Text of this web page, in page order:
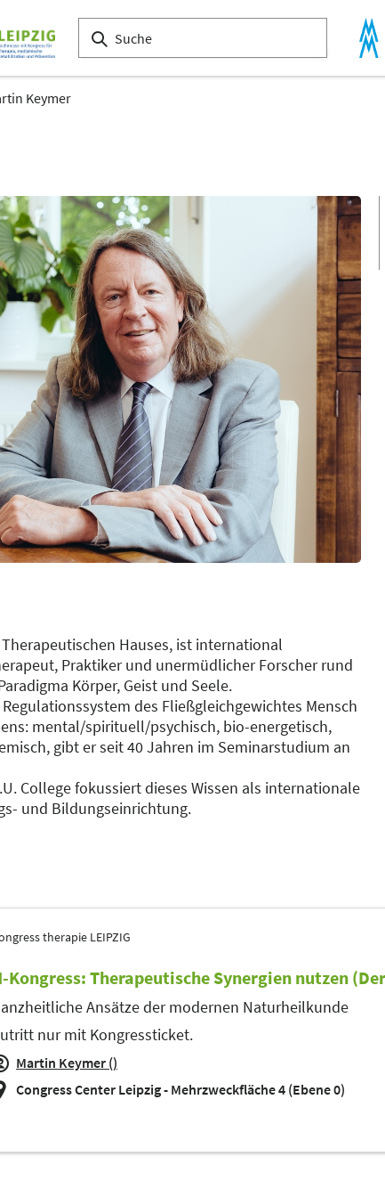
Keymer
Hauses, ist international
Praktiker und unermüdlicher Forscher rund
Körper, Geist und Seele.
des Fließgleichgewichtes Mensch
mental/spirituell/psychisch, bio-energetisch,
gibt er seit 40 Jahren im Seminarstudium an
College fokussiert dieses Wissen als internationale
und Bildungseinrichtung.
therapie LEIPZIG
Kongress: Therapeutische Synergien nutzen
Ansätze der modernen Naturheilkunde
nur mit Kongressticket.
Martin Keymer ()
Congress Center Leipzig - Mehrzweckfläche 4 (Ebene 0)